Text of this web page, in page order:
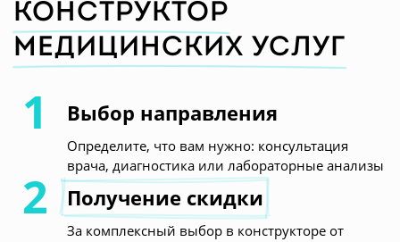
конструктор
медицинских услуг
Выбор направления
Определите, что вам нужно: консультация
врача, диагностика или лабораторные анализы
Получение скидки
За комплексный выбор в конструкторе от